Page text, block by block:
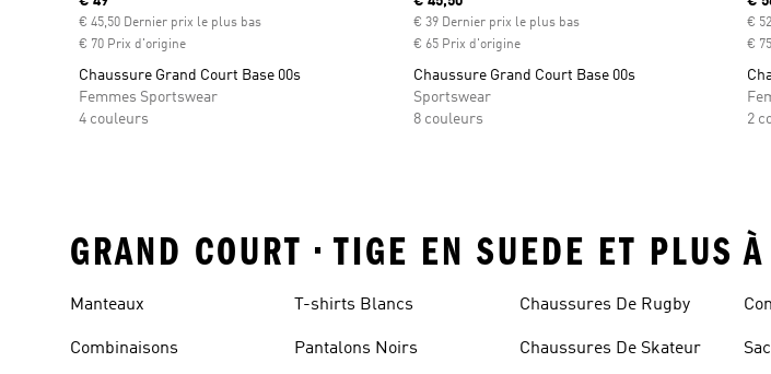
€ 45,50 Dernier prix le plus bas
€ 70 Prix d'origine
Chaussure Grand Court Base 00s
Femmes Sportswear
4 couleurs
€ 39 Dernier prix le plus bas
€ 65 Prix d'origine
Chaussure Grand Court Base 00s
Sportswear
8 couleurs
€
€
2
GRAND COURT • TIGE EN SUEDE ET PLUS
Manteaux
Combinaisons
T-shirts Blancs
Pantalons Noirs
Chaussures De Rugby
Chaussures De Skateur